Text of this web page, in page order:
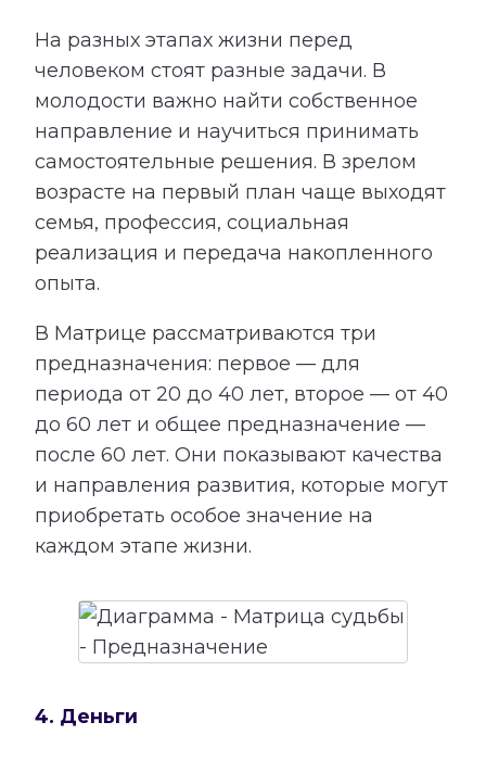
На разных этапах жизни перед
человеком стоят разные задачи. В
молодости важно найти собственное
направление и научиться принимать
самостоятельные решения. В зрелом
возрасте на первый план чаще выходят
семья, профессия, социальная
реализация и передача накопленного
опыта.
В Матрице рассматриваются три
предназначения: первое — для
периода от 20 до 40 лет, второе — от 40
до 60 лет и общее предназначение —
после 60 лет. Они показывают качества
и направления развития, которые могут
приобретать особое значение на
каждом этапе жизни.
4. Деньги